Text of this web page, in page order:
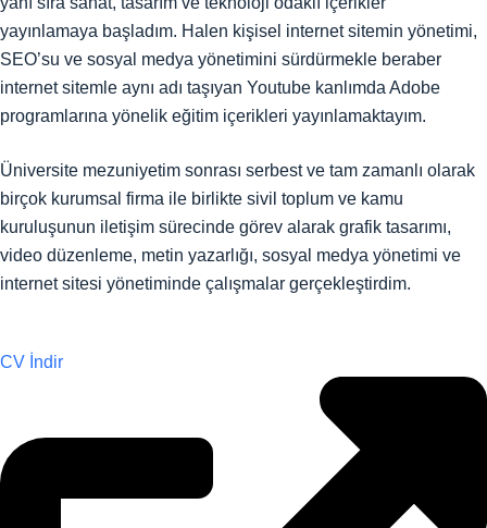
yayınlamaya başladım. Halen kişisel internet sitemin yönetimi,
SEO’su ve sosyal medya yönetimini sürdürmekle beraber
internet sitemle aynı adı taşıyan Youtube kanlımda Adobe
programlarına yönelik eğitim içerikleri yayınlamaktayım.
Üniversite mezuniyetim sonrası serbest ve tam zamanlı olarak
birçok kurumsal firma ile birlikte sivil toplum ve kamu
kuruluşunun iletişim sürecinde görev alarak grafik tasarımı,
video düzenleme, metin yazarlığı, sosyal medya yönetimi ve
internet sitesi yönetiminde çalışmalar gerçekleştirdim.
CV İndir